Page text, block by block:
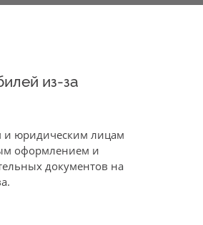
из-за
юридическим лицам
оформлением и
документов на